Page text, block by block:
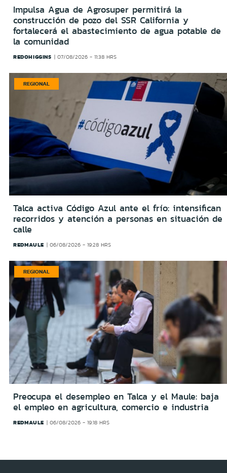
Impulsa Agua de Agrosuper permitirá la
construcción de pozo del SSR California y
fortalecerá el abastecimiento de agua potable de
la comunidad
REDOHIGGINS 07/08/2026 - 11:38 HRS
REGIONAL
Talca activa Código Azul ante el frío: intensifican
recorridos y atención a personas en situación de
calle
REDMAULE 06/08/2026 - 19:28 HRS
REGIONAL
Preocupa el desempleo en Talca y el Maule: baja
el empleo en agricultura, comercio e industria
REDMAULE 06/08/2026 - 19:18 HRS